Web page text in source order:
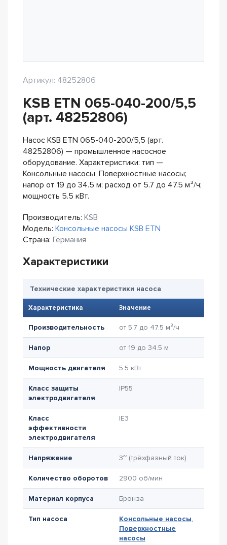
Артикул: 48252806
KSB ETN 065-040-200/5,5
(арт. 48252806)
Насос KSB ETN 065-040-200/5,5 (арт.
48252806) — промышленное насосное
оборудование. Характеристики: тип —
Консольные насосы, Поверхностные насосы;
напор от 19 до 34.5 м; расход от 5.7 до 47.5 м³/ч;
мощность 5.5 кВт.
Производитель: KSB
Модель: Консольные насосы KSB ETN
Страна: Германия
Характеристики
Технические характеристики насоса
Характеристика Значение
Производительность от 5.7 до 47.5 м³/ч
Напор от 19 до 34.5 м
Мощность двигателя 5.5 кВт
Класс защиты
электродвигателя
IP55
Класс
эффективности
электродвигателя
IE3
Напряжение 3~ (трёхфазный ток)
Количество оборотов 2900 об/мин
Материал корпуса Бронза
Тип насоса Консольные насосы,
Поверхностные
насосы